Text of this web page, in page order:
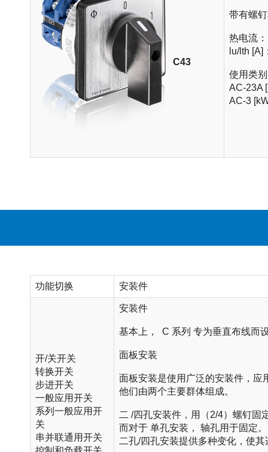
C43
带有螺
热电流：
lu/lth [A]
使用类
AC-23A
AC-3
功能切换 安装件
开/关开关
转换开关
步进开关
一般应用开关
系列一般应用开
关
串并联通用开关
安装件
基本上， C 系列 专为垂直布线而
面板安装
面板安装是使用广泛的安装件，应
他们由两个主要群体组成。
二 /四孔安装件，用（2/4）螺钉固
而对于 单孔安装， 轴孔用于固定。
二孔/四孔安装提供多种变化，使